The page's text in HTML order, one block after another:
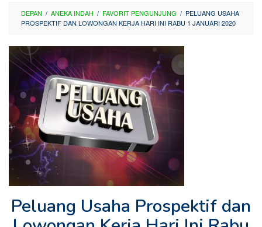
DEPAN / ANEKA INDAH / FAVORIT PENGUNJUNG / PELUANG USAHA
PROSPEKTIF DAN LOWONGAN KERJA HARI INI RABU 1 JANUARI 2020
Peluang Usaha Prospektif dan